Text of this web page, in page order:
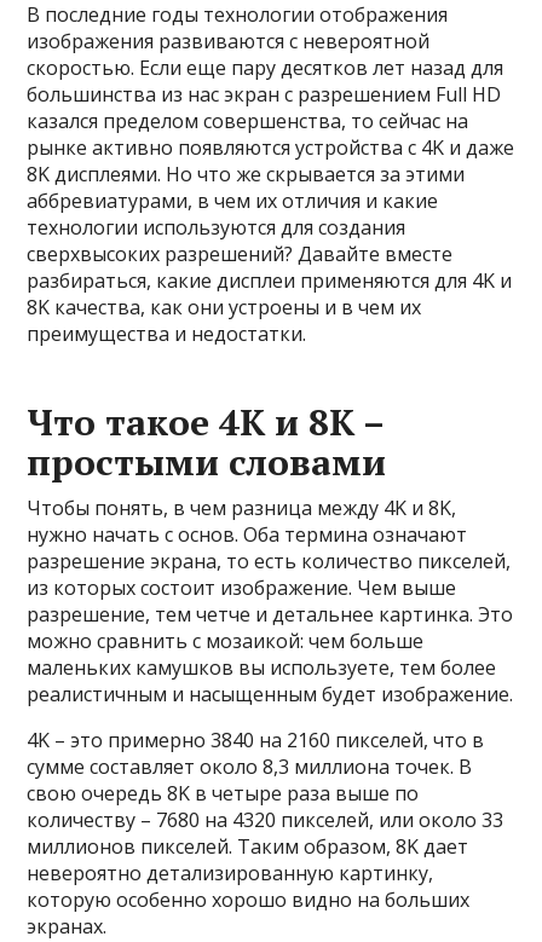
В последние годы технологии отображения
изображения развиваются с невероятной
скоростью. Если еще пару десятков лет назад для
большинства из нас экран с разрешением Full HD
казался пределом совершенства, то сейчас на
рынке активно появляются устройства с 4K и даже
8K дисплеями. Но что же скрывается за этими
аббревиатурами, в чем их отличия и какие
технологии используются для создания
сверхвысоких разрешений? Давайте вместе
разбираться, какие дисплеи применяются для 4K и
8K качества, как они устроены и в чем их
преимущества и недостатки.
Что такое 4K и 8K –
простыми словами
Чтобы понять, в чем разница между 4K и 8K,
нужно начать с основ. Оба термина означают
разрешение экрана, то есть количество пикселей,
из которых состоит изображение. Чем выше
разрешение, тем четче и детальнее картинка. Это
можно сравнить с мозаикой: чем больше
маленьких камушков вы используете, тем более
реалистичным и насыщенным будет изображение.
4K – это примерно 3840 на 2160 пикселей, что в
сумме составляет около 8,3 миллиона точек. В
свою очередь 8K в четыре раза выше по
количеству – 7680 на 4320 пикселей, или около 33
миллионов пикселей. Таким образом, 8K дает
невероятно детализированную картинку,
которую особенно хорошо видно на больших
экранах.